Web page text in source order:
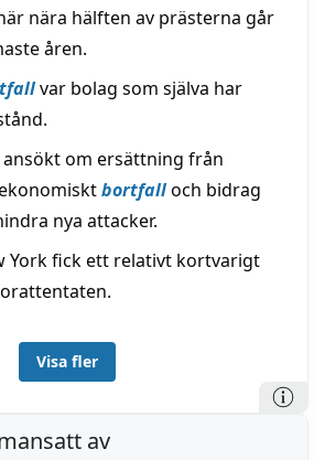
nära hälften av prästerna går
åren.
var bolag som själva har
om ersättning från
bortfalloch bidrag
nya attacker.
York fick ett relativt kortvarigt
Visa fler
av